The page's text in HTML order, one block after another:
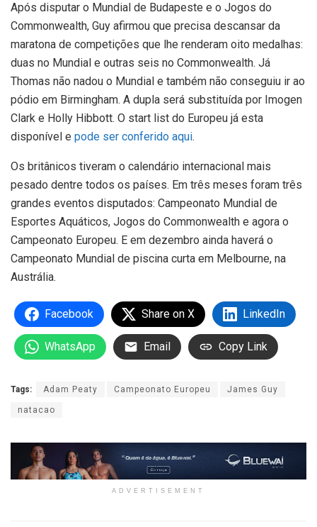
Após disputar o Mundial de Budapeste e o Jogos do
Commonwealth, Guy afirmou que precisa descansar da
maratona de competições que lhe renderam oito medalhas:
duas no Mundial e outras seis no Commonwealth. Já
Thomas não nadou o Mundial e também não conseguiu ir ao
pódio em Birmingham. A dupla será substituída por Imogen
Clark e Holly Hibbott. O start list do Europeu já esta
disponível e pode ser conferido aqui.
Os britânicos tiveram o calendário internacional mais
pesado dentre todos os países. Em três meses foram três
grandes eventos disputados: Campeonato Mundial de
Esportes Aquáticos, Jogos do Commonwealth e agora o
Campeonato Europeu. E em dezembro ainda haverá o
Campeonato Mundial de piscina curta em Melbourne, na
Austrália.
Facebook Share on X LinkedIn
WhatsApp Email Copy Link
Tags: Adam Peaty Campeonato Europeu James Guy
natacao
ADVERTISEMENT